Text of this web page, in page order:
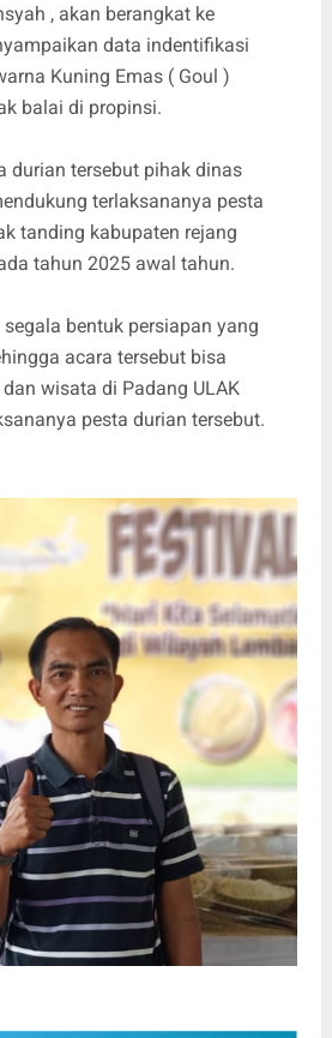
, akan berangkat ke
data indentifikasi
Kuning Emas ( Goul )
balai di propinsi.
durian tersebut pihak dinas
terlaksananya pesta
tanding kabupaten rejang
tahun 2025 awal tahun.
bentuk persiapan yang
acara tersebut bisa
wisata di Padang ULAK
pesta durian tersebut.